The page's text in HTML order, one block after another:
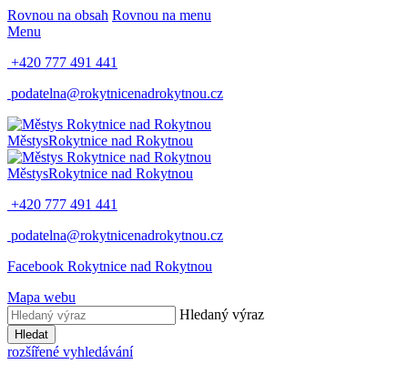
Rovnou na obsah Rovnou na menu
Menu
+420 777 491 441
podatelna@rokytnicenadrokytnou.cz
MěstysRokytnice nad Rokytnou
MěstysRokytnice nad Rokytnou
+420 777 491 441
podatelna@rokytnicenadrokytnou.cz
Facebook Rokytnice nad Rokytnou
Mapa webu
Hledaný výraz
Hledat
rozšířené vyhledávání